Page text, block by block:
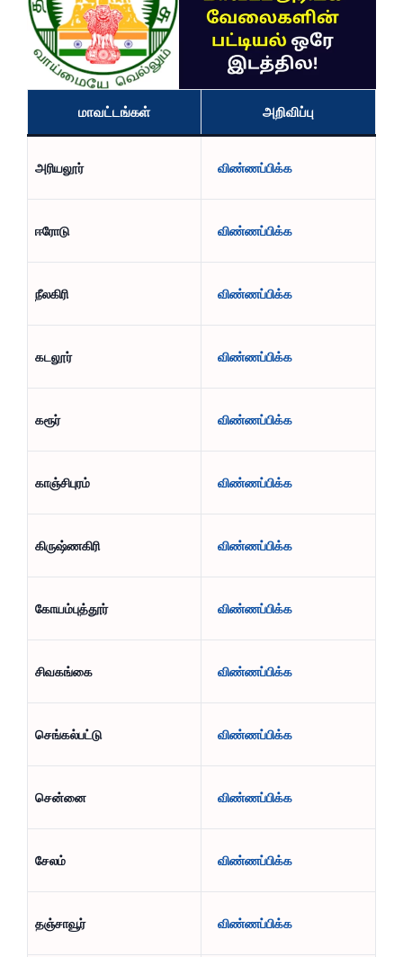
மாவட்டங்கள் அறிவிப்பு
அரியலூர் விண்ணப்பிக்க
ஈரோடு விண்ணப்பிக்க
நீலகிரி விண்ணப்பிக்க
கடலூர் விண்ணப்பிக்க
கரூர் விண்ணப்பிக்க
காஞ்சிபுரம் விண்ணப்பிக்க
கிருஷ்ணகிரி விண்ணப்பிக்க
கோயம்புத்தூர் விண்ணப்பிக்க
சிவகங்கை விண்ணப்பிக்க
செங்கல்பட்டு விண்ணப்பிக்க
சென்னை விண்ணப்பிக்க
சேலம் விண்ணப்பிக்க
தஞ்சாவூர் விண்ணப்பிக்க